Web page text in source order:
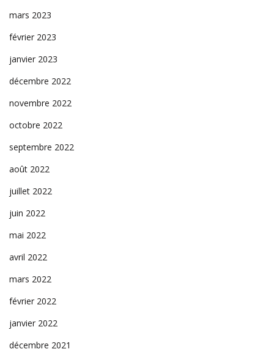
mars 2023
février 2023
janvier 2023
décembre 2022
novembre 2022
octobre 2022
septembre 2022
août 2022
juillet 2022
juin 2022
mai 2022
avril 2022
mars 2022
février 2022
janvier 2022
décembre 2021